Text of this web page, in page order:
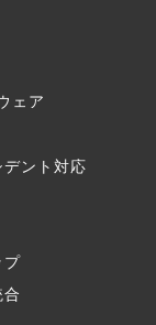
ェア
ント対応
プ